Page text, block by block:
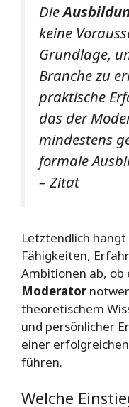
Die
keine
Grundlage,
Branche zu
praktische
das der
mindestens
formale
– Zitat
Letztendlich
Fähigkeiten,
Ambitionen ab, ob
Moderator
theoretischem
und persönlicher
einer
führen.
Welche